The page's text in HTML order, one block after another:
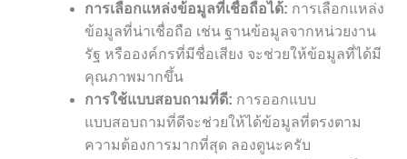
การเลือกแหล่งข้อมูลที่เชื่อถือได้: การเลือกแหล่ง
ข้อมูลที่น่าเชื่อถือ เช่น ฐานข้อมูลจากหน่วยงาน
รัฐ หรือองค์กรที่มีชื่อเสียง จะช่วยให้ข้อมูลที่ได้มี
คุณภาพมากขึ้น
การใช้แบบสอบถามที่ดี: การออกแบบ
แบบสอบถามที่ดีจะช่วยให้ได้ข้อมูลที่ตรงตาม
ความต้องการมากที่สุด ลองดูนะครับ